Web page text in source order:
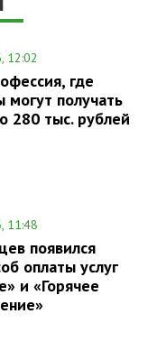
12:02
где
могут получать
280 тыс. рублей
11:48
появился
оплаты услуг
и «Горячее